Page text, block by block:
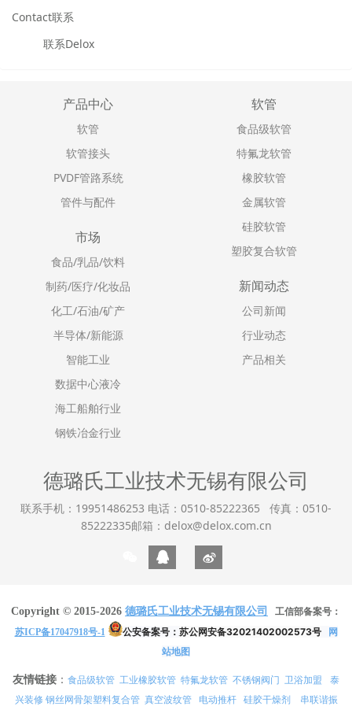
Contact联系
联系Delox
产品中心
软管
软管接头
PVDF管路系统
管件与配件
软管
食品级软管
特氟龙软管
橡胶软管
金属软管
硅胶软管
塑胶复合软管
市场
食品/乳品/饮料
制药/医疗/化妆品
化工/石油/矿产
半导体/新能源
智能工业
数据中心液冷
海工船舶行业
钢铁冶金行业
新闻动态
公司新闻
行业动态
产品相关
德璐氏工业技术无锡有限公司
联系手机：19951486253 电话：0510-85222365 传真：0510-
85222335邮箱：delox@delox.com.cn
Copyright © 2015-2026 德璐氏工业技术无锡有限公司
工信部备案号：
苏ICP备17047918号-1
公安备案号： 苏公网安备32021402002573号
网
站地图
友情链接 ： 食品级软管 工业橡胶软管 特氟龙软管 不锈钢阀门 卫浴加盟
泰
兴装修 钢丝网骨架塑料复合管 真空波纹管 电动推杆 硅胶干燥剂 串联谐振